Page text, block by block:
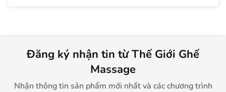
Đăng ký nhận tin từ Thế Giới Ghế
Massage
Nhận thông tin sản phẩm mới nhất và các chương trình